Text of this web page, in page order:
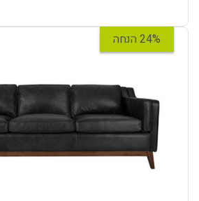
24% הנחה